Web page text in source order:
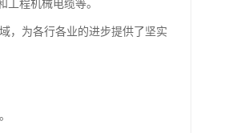
程机械电缆等。
，为各行各业的进步提供了坚实